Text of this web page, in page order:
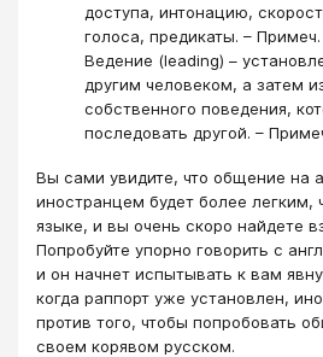
доступа, интонацию,
голоса, предикаты. – Примеч.
Ведение (leading) –
другим человеком, а затем
собственного поведения,
последовать другой. –
Вы сами увидите, что общение на
иностранцем будет более
языке, и вы очень скоро найдете
Попробуйте упорно говорить с
и он начнет испытывать к вам
когда раппорт уже установлен,
против того, чтобы попробовать
своем корявом русском.